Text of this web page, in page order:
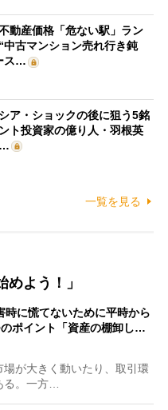
不動産価格「危ない駅」ラン
中古マンション売れ行き鈍
ス…
シア・ショックの後に狙う5銘
ト投資家の億り人・羽根英
…
一覧を見る
よう！」
時に慌てないために平時から
ポイント「資産の棚卸し…
が大きく動いたり、取引環
る。一方…